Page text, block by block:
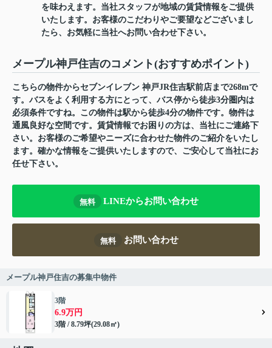
を味わえます。当社スタッフが地域の賃貸情報をご提供
いたします。お客様のこだわりやご要望などございまし
たら、お気軽に当社へお問い合わせ下さい。
メープル神戸住吉のコメント(おすすめポイント)
こちらの物件からセブンイレブン 神戸JR住吉駅前店まで268mで
す。バスをよく利用する方にとって、バス停から徒歩3分圏内は
必須条件ですね。この物件は駅から徒歩4分の物件です。物件は
通風良好な空間です。賃貸情報でお困りの方は、当社にご連絡下
さい。お客様のご希望やニーズに合わせた物件のご紹介をいたし
ます。確かな情報をご提供いたしますので、ご安心して当社にお
任せ下さい。
無料 LINEからお問い合わせ
無料 お問い合わせ
メープル神戸住吉の募集中物件
3階
6.9万円
3階 / 8.79坪(29.08㎡)